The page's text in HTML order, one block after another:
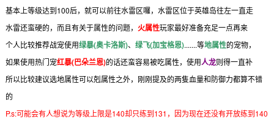
基本上等级达到100后，就可以前往水雷区囉，水雷区位于英雄岛往左一直走
水雷还蛮硬的，而且有关于属性的问题， 火属性玩家最好准备充足一点再来
个人比较推荐战宠使用绿暴(奥卡洛斯)、 绿飞(加宝格恩).......等地属性的宠物，
如果使用热门宠红暴(巴朵兰恩)的话还蛮容易被吃属性，使用人龙则得一直补
所以比较建议选地属性可以剋属性之外，刚刚提及的两隻血量和防御力都算不错
的
P.s:可能会有人想说为等级上限是140却只练到131，因为现在还没有开放练到140